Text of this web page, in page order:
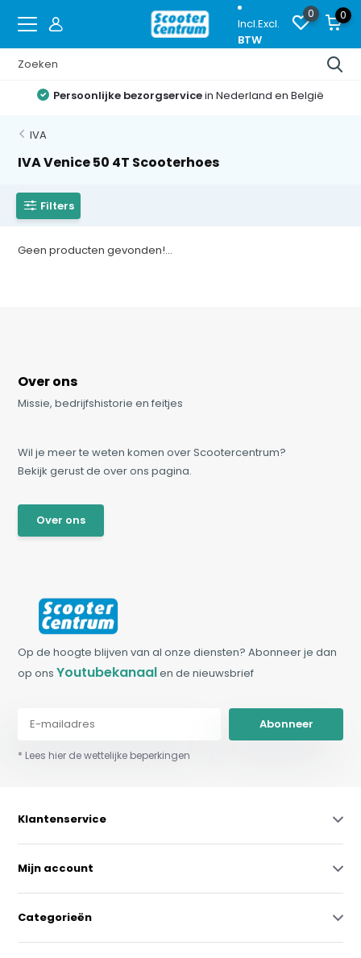
Incl.Excl.
BTW
0 0
Persoonlijke bezorgservicein Nederland en België
IVA
IVA Venice 50 4T Scooterhoes
Filters
Geen producten gevonden!...
Over ons
Missie, bedrijfshistorie en feitjes
Wil je meer te weten komen over Scootercentrum?
Bekijk gerust de over ons pagina.
Over ons
Op de hoogte blijven van al onze diensten? Abonneer je dan
op onsYoutubekanaalen de nieuwsbrief
Abonneer
* Lees hier de wettelijke beperkingen
Klantenservice
Mijn account
Categorieën